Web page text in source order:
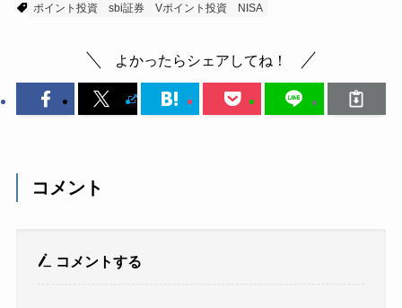
ポイント投資
sbi証券 Vポイント投資 NISA
よかったらシェアしてね！
コメント
コメントする